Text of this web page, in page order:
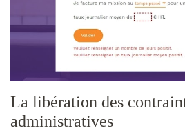
La libération des
administratives